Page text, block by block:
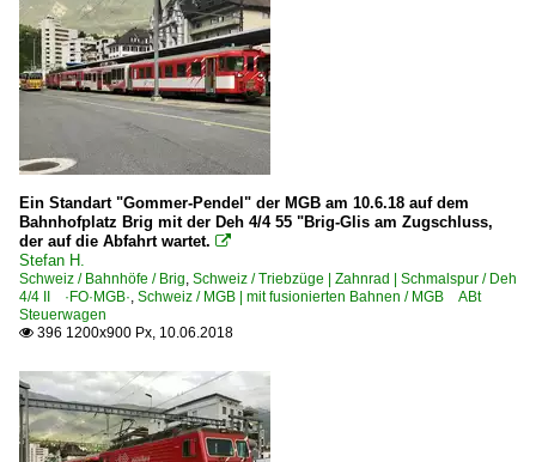
Ein Standart "Gommer-Pendel" der MGB am 10.6.18 auf dem
Bahnhofplatz Brig mit der Deh 4/4 55 "Brig-Glis am Zugschluss,
der auf die Abfahrt wartet. 
Stefan H.
Schweiz / Bahnhöfe / Brig, Schweiz / Triebzüge | Zahnrad | Schmalspur / Deh
4/4 II ·FO·MGB·, Schweiz / MGB | mit fusionierten Bahnen / MGB ABt
Steuerwagen
 396 1200x900 Px, 10.06.2018